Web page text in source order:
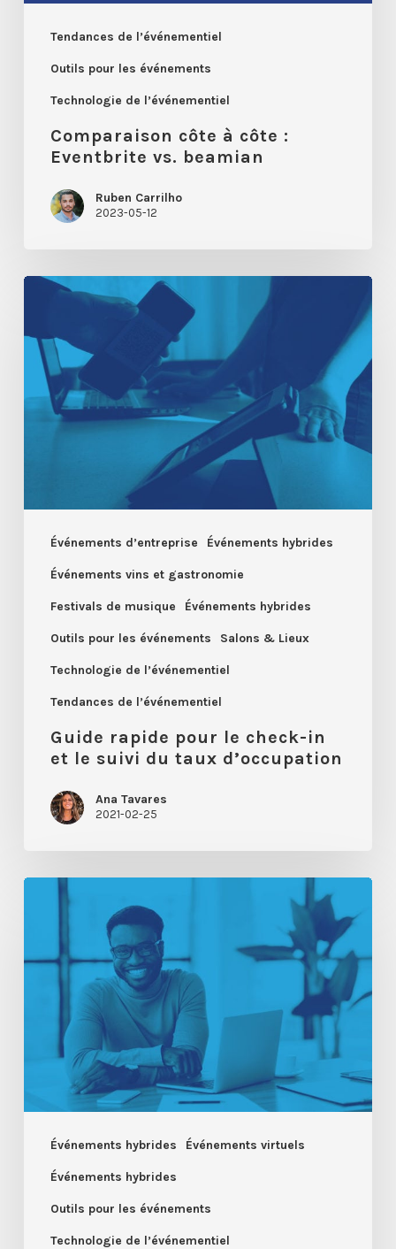
Tendances de l’événementiel
Outils pour les événements
Technologie de l’événementiel
Comparaison côte à côte :
Eventbrite vs. beamian
Ruben Carrilho
2023-05-12
Événements d’entreprise Événements hybrides
Événements vins et gastronomie
Festivals de musique Événements hybrides
Outils pour les événements Salons & Lieux
Technologie de l’événementiel
Tendances de l’événementiel
Guide
pour
check-
suivi
taux
d’occupation
Guide rapide pour le check-in
et le suivi du taux d’occupation
Ana Tavares
2021-02-25
Événements hybrides Événements virtuels
Événements hybrides
Outils pour les événements
Technologie de l’événementiel
événements
Maintenez
participants
impliqués